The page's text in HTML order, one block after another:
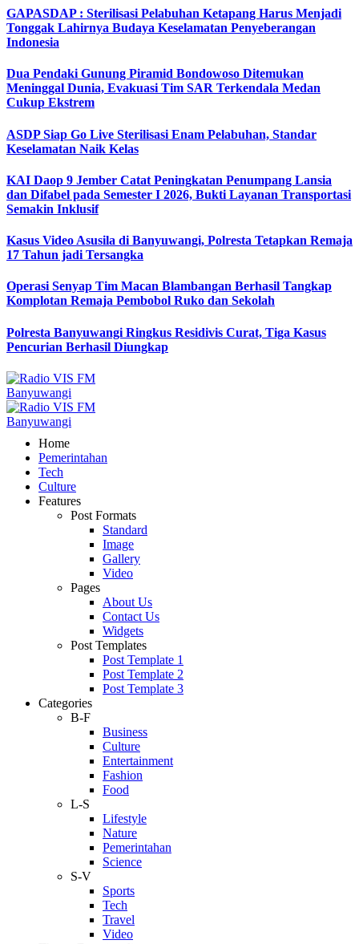
GAPASDAP : Sterilisasi Pelabuhan Ketapang Harus Menjadi
Tonggak Lahirnya Budaya Keselamatan Penyeberangan
Indonesia
Dua Pendaki Gunung Piramid Bondowoso Ditemukan
Meninggal Dunia, Evakuasi Tim SAR Terkendala Medan
Cukup Ekstrem
ASDP Siap Go Live Sterilisasi Enam Pelabuhan, Standar
Keselamatan Naik Kelas
KAI Daop 9 Jember Catat Peningkatan Penumpang Lansia
dan Difabel pada Semester I 2026, Bukti Layanan Transportasi
Semakin Inklusif
Kasus Video Asusila di Banyuwangi, Polresta Tetapkan Remaja
17 Tahun jadi Tersangka
Operasi Senyap Tim Macan Blambangan Berhasil Tangkap
Komplotan Remaja Pembobol Ruko dan Sekolah
Polresta Banyuwangi Ringkus Residivis Curat, Tiga Kasus
Pencurian Berhasil Diungkap
Home
Pemerintahan
Tech
Culture
Features
Post Formats
Standard
Image
Gallery
Video
Pages
About Us
Contact Us
Widgets
Post Templates
Post Template 1
Post Template 2
Post Template 3
Categories
B-F
Business
Culture
Entertainment
Fashion
Food
L-S
Lifestyle
Nature
Pemerintahan
Science
S-V
Sports
Tech
Travel
Video